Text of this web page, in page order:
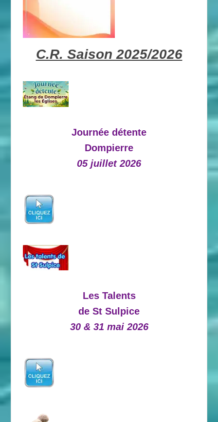
C.R. Saison 2025/2026
Journée détente
Dompierre
05 juillet 2026
Les Talents
de St Sulpice
30 & 31 mai 2026